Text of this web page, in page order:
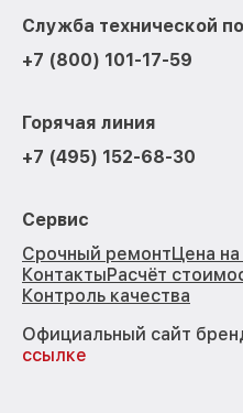
Служба технической
+7 (800) 101-17-59
Горячая линия
+7 (495) 152-68-30
Сервис
Срочный ремонтЦена
КонтактыРасчёт
Контроль качества
Официальный сайт
ссылке